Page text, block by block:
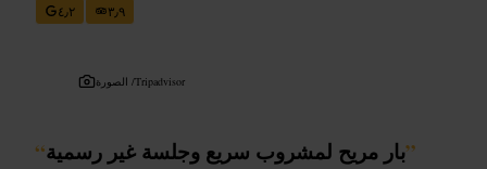
٤٫٢
٣٫٩
الصورة /Tripadvisor
“بار مريح لمشروب سريع وجلسة غير رسمية”